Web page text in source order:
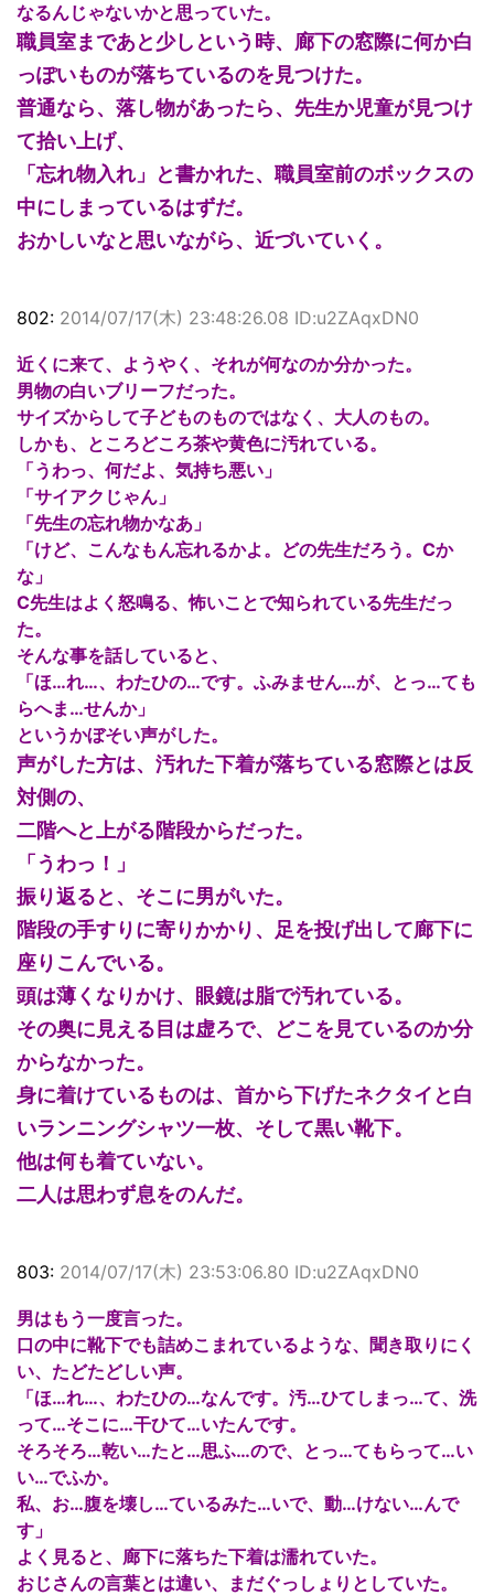
なるんじゃないかと思っていた。
職員室まであと少しという時、廊下の窓際に何か白
っぽいものが落ちているのを見つけた。
普通なら、落し物があったら、先生か児童が見つけ
て拾い上げ、
「忘れ物入れ」と書かれた、職員室前のボックスの
中にしまっているはずだ。
おかしいなと思いながら、近づいていく。
802: 2014/07/17(木) 23:48:26.08 ID:u2ZAqxDN0
近くに来て、ようやく、それが何なのか分かった。
男物の白いブリーフだった。
サイズからして子どものものではなく、大人のもの。
しかも、ところどころ茶や黄色に汚れている。
「うわっ、何だよ、気持ち悪い」
「サイアクじゃん」
「先生の忘れ物かなあ」
「けど、こんなもん忘れるかよ。どの先生だろう。Cか
な」
C先生はよく怒鳴る、怖いことで知られている先生だっ
た。
そんな事を話していると、
「ほ…れ…、わたひの…です。ふみません…が、とっ…ても
らへま…せんか」
というかぼそい声がした。
声がした方は、汚れた下着が落ちている窓際とは反
対側の、
二階へと上がる階段からだった。
「うわっ！」
振り返ると、そこに男がいた。
階段の手すりに寄りかかり、足を投げ出して廊下に
座りこんでいる。
頭は薄くなりかけ、眼鏡は脂で汚れている。
その奥に見える目は虚ろで、どこを見ているのか分
からなかった。
身に着けているものは、首から下げたネクタイと白
いランニングシャツ一枚、そして黒い靴下。
他は何も着ていない。
二人は思わず息をのんだ。
803: 2014/07/17(木) 23:53:06.80 ID:u2ZAqxDN0
男はもう一度言った。
口の中に靴下でも詰めこまれているような、聞き取りにく
い、たどたどしい声。
「ほ…れ…、わたひの…なんです。汚…ひてしまっ…て、洗
って…そこに…干ひて…いたんです。
そろそろ…乾い…たと…思ふ…ので、とっ…てもらって…い
い…でふか。
私、お…腹を壊し…ているみた…いで、動…けない…んで
す」
よく見ると、廊下に落ちた下着は濡れていた。
おじさんの言葉とは違い、まだぐっしょりとしていた。